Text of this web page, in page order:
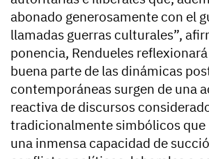
abonado generosamente con el
llamadas guerras culturales”,
ponencia, Rendueles
buena parte de las dinámicas
contemporáneas surgen de una
reactiva de discursos
tradicionalmente simbólicos que
una inmensa capacidad de